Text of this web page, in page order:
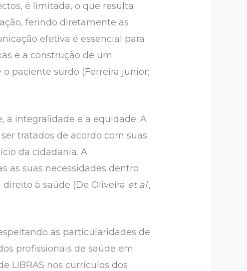
é limitada, o que resulta
ferindo diretamente as
efetiva é essencial para
e a construção de um
paciente surdo (Ferreira junior;
a integralidade e a equidade. A
tratados de acordo com suas
da cidadania. A
as suas necessidades dentro
à saúde (De Oliveira et al.,
as particularidades de
profissionais de saúde em
LIBRAS nos currículos dos